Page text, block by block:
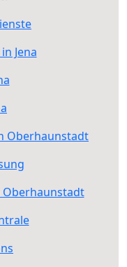
Jena
Oberhaunstadt
Oberhaunstadt